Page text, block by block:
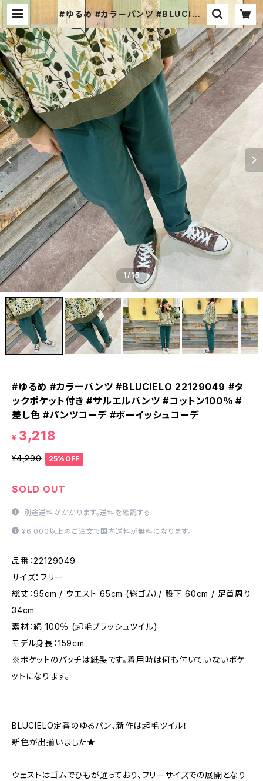
#ゆるめ #カラーパンツ #BLUCIEL
O 22129049 #タックポケット付き
#サルエルパンツ #コットン100％ #
差し色 #パンツコーデ #ボーイッシュ
コーデ | Fabric Jam
1/15
#ゆるめ #カラーパンツ #BLUCIELO 22129049 #タ
ックポケット付き #サルエルパンツ #コットン100％ #
差し色 #パンツコーデ #ボーイッシュコーデ
¥ 3,218
¥4,290 25%OFF
SOLD OUT
別途送料がかかります。送料を確認する
¥6,000以上のご注文で国内送料が無料になります。
品番：22129049
サイズ：フリー
総丈：95cm / ウエスト 65cm (総ゴム）/ 股下 60cm / 足首周り
34cm
素材：綿 100％ (起毛ブラッシュツイル)
モデル身長：159cm
※ポケットのパッチは紙製です。着用時は何も付いていないポケ
ットになります。
BLUCIELO定番のゆるパン、新作は起毛ツイル！
新色が出揃いました★
ウェストはゴムでひもが通っており、フリーサイズでの展開となり